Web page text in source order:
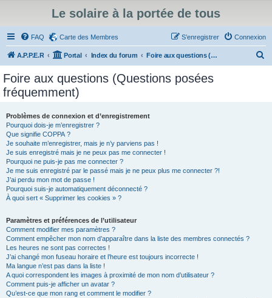
Le solaire à la portée de tous
FAQ Carte des Membres Connexion
S’enregistrer
A.P.P.E.R Portal Index du forum Foire aux questions (Questions posées fréquemment)
Foire aux questions (Questions posées
fréquemment)
Problèmes de connexion et d’enregistrement
Pourquoi dois-je m’enregistrer ?
Que signifie COPPA ?
Je souhaite m’enregistrer, mais je n’y parviens pas !
Je suis enregistré mais je ne peux pas me connecter !
Pourquoi ne puis-je pas me connecter ?
Je me suis enregistré par le passé mais je ne peux plus me connecter ?!
J’ai perdu mon mot de passe !
Pourquoi suis-je automatiquement déconnecté ?
À quoi sert « Supprimer les cookies » ?
Paramètres et préférences de l’utilisateur
Comment modifier mes paramètres ?
Comment empêcher mon nom d’apparaître dans la liste des membres connectés ?
Les heures ne sont pas correctes !
J’ai changé mon fuseau horaire et l’heure est toujours incorrecte !
Ma langue n’est pas dans la liste !
A quoi correspondent les images à proximité de mon nom d’utilisateur ?
Comment puis-je afficher un avatar ?
Qu’est-ce que mon rang et comment le modifier ?